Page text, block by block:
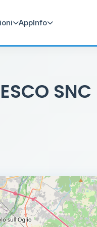
AppInfo
SNC